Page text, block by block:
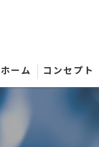
ホーム コンセプト